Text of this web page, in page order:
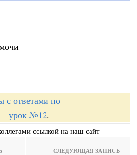
с ответами по
урок №12.
ссылкой на наш сайт
СЛЕДУЮЩАЯ ЗАПИСЬ